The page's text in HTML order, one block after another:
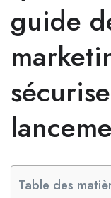
guide
Table des